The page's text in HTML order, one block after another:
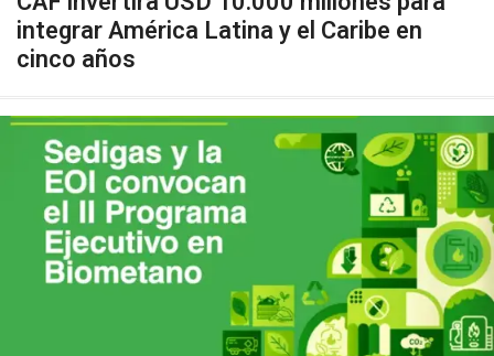
integrar América Latina y el Caribe en
cinco años